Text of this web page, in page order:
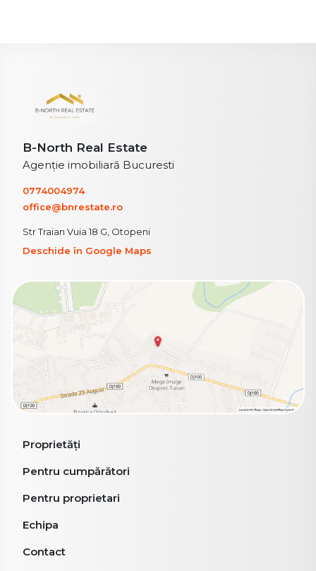
B-North Real Estate
Agenție imobiliară Bucuresti
0774004974
office@bnrestate.ro
Str Traian Vuia 18 G, Otopeni
Deschide în Google Maps
Proprietăți
Pentru cumpărători
Pentru proprietari
Echipa
Contact